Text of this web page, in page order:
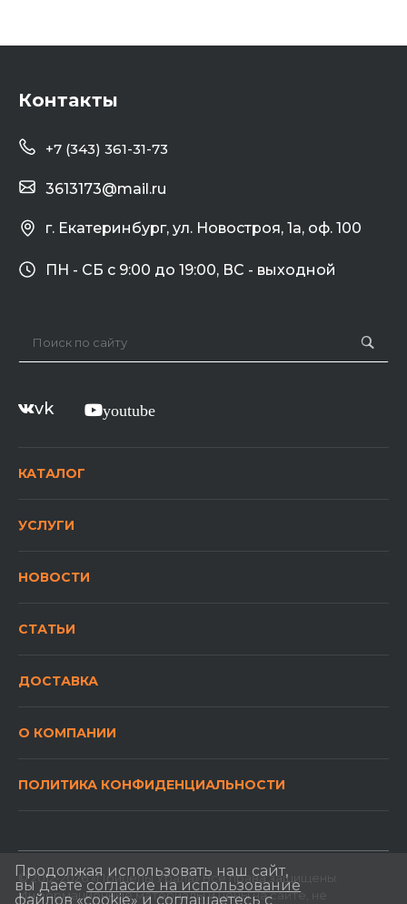
Контакты
+7 (343) 361-31-73
г. Екатеринбург, ул. Новостроя, 1а, оф. 100
3613173@mail.ru
ПН - СБ с 9:00 до 19:00, ВС - выходной
vk youtube
КАТАЛОГ
УСЛУГИ
НОВОСТИ
СТАТЬИ
ДОСТАВКА
О КОМПАНИИ
ПОЛИТИКА КОНФИДЕНЦИАЛЬНОСТИ
© 2012-2026 «Прицепы Урала» Все права защищены.
Информационные материалы и цены на сайте, не
Продолжая использовать наш сайт,
вы даете согласие на использование
файлов «cookie» и соглашаетесь с